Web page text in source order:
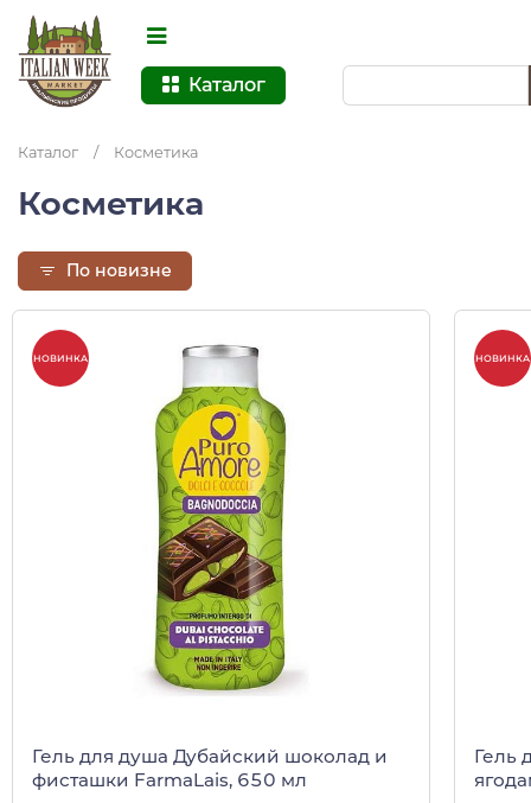
Каталог
Каталог / Косметика
Косметика
По новизне
НОВИНКА
Гель для душа Дубайский шоколад и
фисташки FarmaLais, 650 мл
НОВИНКА
Гель